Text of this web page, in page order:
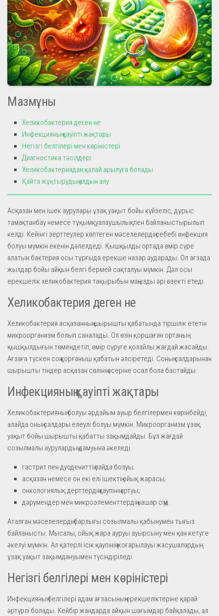
Мазмұны
Хеликобактерия деген не
Инфекцияның қауіпті жақтары
Негізгі белгілері мен көріністері
Диагностика тәсілдері
Хеликобактериядан қалай арылуға болады
Қайта жұқтырудың алдын алу
Асқазан мен ішек аурулары ұзақ уақыт бойы күйзеліс, дұрыс
тамақтанбау немесе тұқымқуалаушылықпен байланыстырылып
келді. Кейінгі зерттеулер көптеген мәселелердің себебі инфекция
болуы мүмкін екенін дәлелдеді. Қышқылды ортада өмір сүре
алатын бактерия осы тұрғыда ерекше назар аударады. Ол ағзада
жылдар бойы айқын белгі бермей сақталуы мүмкін. Дәл осы
ерекшелік хеликобактерия тақырыбын маңызды әрі өзекті етеді.
Хеликобактерия деген не
Хеликобактерия асқазанның шырышты қабатында тіршілік ететін
микроорганизм болып саналады. Ол өзін қоршаған ортаның
қышқылдығын төмендетіп, өмір сүруге қолайлы жағдай жасайды.
Ағзаға түскен соң қорғаныш қабатын әлсіретеді. Соның салдарынан
шырышты тіндер асқазан сөлінің әсеріне осал бола бастайды.
Инфекцияның қауіпті жақтары
Хеликобактерияның болуы әрдайым ауыр белгілермен көрінбейді,
алайда оның салдары елеулі болуы мүмкін. Микроорганизм ұзақ
уақыт бойы шырышты қабатты зақымдайды. Бұл жағдай
созылмалы аурулардың дамуына әкеледі.
гастрит пен дуодениттің пайда болуы;
асқазан немесе он екі елі ішектің ойық жарасы;
онкологиялық дерттердің қаупінің артуы;
дәрумендер мен микроэлементтердің нашар сіңуі.
Аталған мәселелердің барлығы созылмалы қабынумен тығыз
байланысты. Мысалы, ойық жара ауруы ауырсыну мен қан кетуге
әкелуі мүмкін. Ал қатерлі ісік қаупінің жоғарылауы жасушалардың
ұзақ уақыт зақымдануымен түсіндіріледі.
Негізгі белгілері мен көріністері
Инфекцияның белгілері адам ағзасының ерекшеліктеріне қарай
әртүрлі болады. Кейбір жандарда айқын шағымдар байқалады, ал